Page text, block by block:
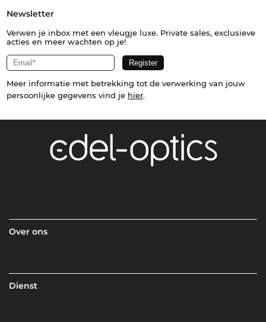
Newsletter
Verwen je inbox met een vleugje luxe. Private sales, exclusieve
acties en meer wachten op je!
Meer informatie met betrekking tot de verwerking van jouw
persoonlijke gegevens vind je hier.
Over ons
Dienst